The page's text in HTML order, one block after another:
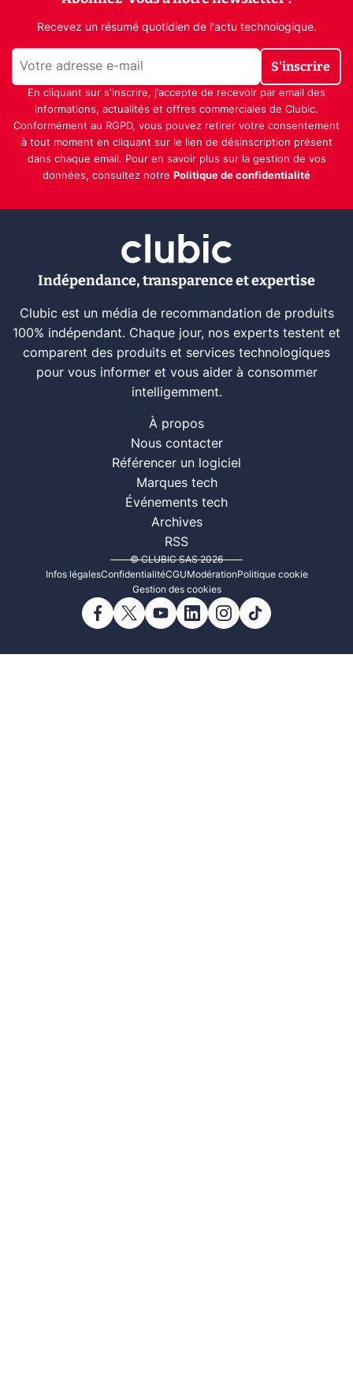
Recevez un résumé quotidien de l'actu technologique.
S'inscrire
En cliquant sur s'inscrire, j’accepte de recevoir par email des
informations, actualités et offres commerciales de Clubic.
Conformément au RGPD, vous pouvez retirer votre consentement
à tout moment en cliquant sur le lien de désinscription présent
dans chaque email. Pour en savoir plus sur la gestion de vos
données, consultez notre Politique de confidentialité
Indépendance, transparence et expertise
Clubic est un média de recommandation de produits
100% indépendant. Chaque jour, nos experts testent et
comparent des produits et services technologiques
pour vous informer et vous aider à consommer
intelligemment.
À propos
Nous contacter
Référencer un logiciel
Marques tech
Événements tech
Archives
RSS
© CLUBIC SAS 2026
Infos légalesConfidentialitéCGUModérationPolitique cookie
Gestion des cookies